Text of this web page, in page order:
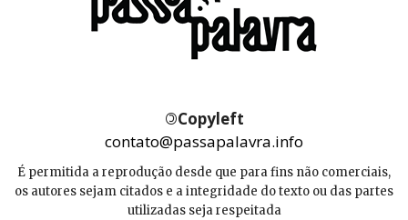
©Copyleft
contato@passapalavra.info
É permitida a reprodução desde que para fins não comerciais,
os autores sejam citados e a integridade do texto ou das partes
utilizadas seja respeitada